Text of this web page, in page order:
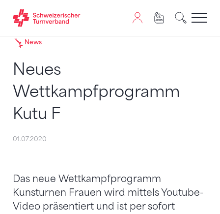
Zum Inhalt springen
Zur Sitemap navigieren
Zum Navigieren dieser Seite wird JavaScript benötigt.
News
Neues
Wettkampfprogramm
Kutu F
01.07.2020
Das neue Wettkampfprogramm
Kunsturnen Frauen wird mittels Youtube-
Video präsentiert und ist per sofort